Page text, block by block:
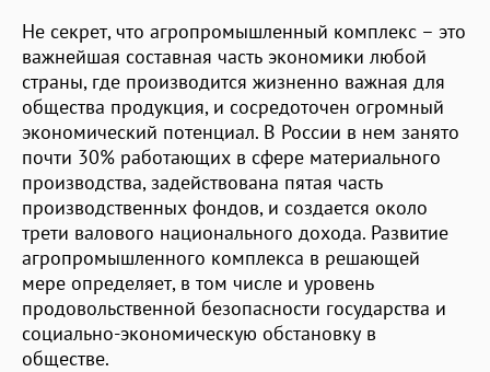
Не секрет, что агропромышленный комплекс – это
важнейшая составная часть экономики любой
страны, где производится жизненно важная для
общества продукция, и сосредоточен огромный
экономический потенциал. В России в нем занято
почти 30% работающих в сфере материального
производства, задействована пятая часть
производственных фондов, и создается около
трети валового национального дохода. Развитие
агропромышленного комплекса в решающей
мере определяет, в том числе и уровень
продовольственной безопасности государства и
социально-экономическую обстановку в
обществе.